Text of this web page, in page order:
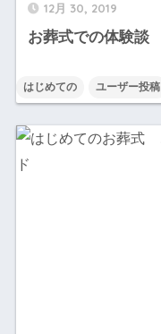
12月 30, 2019
お葬式での体験談
はじめての ユーザー投稿